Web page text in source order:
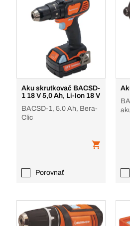
Aku skrutkovač BACSD-
1 18 V 5,0 Ah, Li-Ion 18 V
BACSD-1, 5.0 Ah, Bera-
Clic
Porovnať